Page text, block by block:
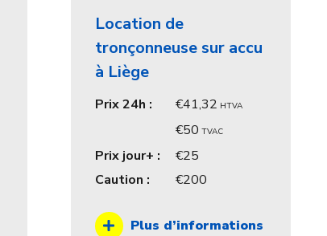
Location de
tronçonneuse sur accu
à Liège
Prix 24h : 41,32 HTVA
50 TVAC
Prix jour+ :
25
Caution :
200
Plus d’informations